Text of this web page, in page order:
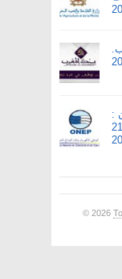
مناصب.
:
مباريات لتوظيف 06 مناصب. آخر أجل 21
© 2026